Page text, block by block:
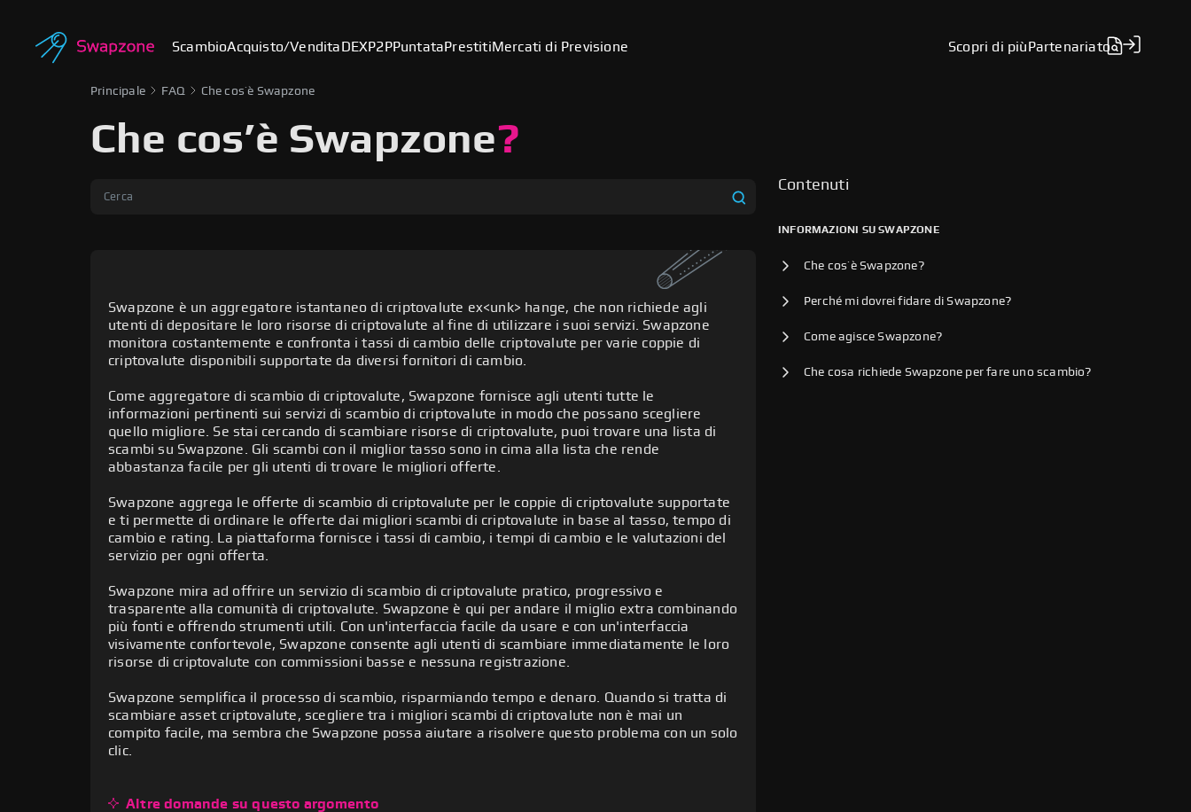
ScambioAcquisto/Vendita DEXP2PPuntataPrestitiMercati di Previsione Scopri di più Partenariato
Principale FAQ Che cos’è Swapzone
Che cos’è Swapzone?
Swapzone è un aggregatore istantaneo di criptovalute ex<unk> hange, che non richiede agli
utenti di depositare le loro risorse di criptovalute al fine di utilizzare i suoi servizi. Swapzone
monitora costantemente e confronta i tassi di cambio delle criptovalute per varie coppie di
criptovalute disponibili supportate da diversi fornitori di cambio.
Come aggregatore di scambio di criptovalute, Swapzone fornisce agli utenti tutte le
informazioni pertinenti sui servizi di scambio di criptovalute in modo che possano scegliere
quello migliore. Se stai cercando di scambiare risorse di criptovalute, puoi trovare una lista di
scambi su Swapzone. Gli scambi con il miglior tasso sono in cima alla lista che rende
abbastanza facile per gli utenti di trovare le migliori offerte.
Swapzone aggrega le offerte di scambio di criptovalute per le coppie di criptovalute supportate
e ti permette di ordinare le offerte dai migliori scambi di criptovalute in base al tasso, tempo di
cambio e rating. La piattaforma fornisce i tassi di cambio, i tempi di cambio e le valutazioni del
servizio per ogni offerta.
Swapzone mira ad offrire un servizio di scambio di criptovalute pratico, progressivo e
trasparente alla comunità di criptovalute. Swapzone è qui per andare il miglio extra combinando
più fonti e offrendo strumenti utili. Con un'interfaccia facile da usare e con un'interfaccia
visivamente confortevole, Swapzone consente agli utenti di scambiare immediatamente le loro
risorse di criptovalute con commissioni basse e nessuna registrazione.
Swapzone semplifica il processo di scambio, risparmiando tempo e denaro. Quando si tratta di
scambiare asset criptovalute, scegliere tra i migliori scambi di criptovalute non è mai un
compito facile, ma sembra che Swapzone possa aiutare a risolvere questo problema con un solo
clic.
Altre domande su questo argomento
Con più di 1000 diversi strumenti di criptovalute disponibili per lo scambio, Swapzone può
aiutare i commercianti, investitori e appassionati di cripto costruire un portafoglio
diversificato di monete e gettoni. Le criptovalute più popolari come Bitcoin (BTC),
Tuttavia, Swapzone supporta anche Stablecoin, che sono attività di criptovalute o monete
collegate a un asset sottostante, come metalli preziosi o valute fiat (valute emesse dallo
Stato). Alcuni dei più popolari che sono disponibili per essere scambiati su Swapzone
In aggiunta a ciò, Swapzone supporta anche diversi asset di criptovalute come Altcoins
come Ravencoin, Zilliqa, Harmony; Monete Privacy come Monero Pirate Chain per coloro
che apprezzano maggiormente l'anonimato, e Monete Meme come Dogecoin (DOGE) e
Shiba Inu (SHIB) per coloro che amano comprare criptos su ipe. Gli utenti sono
fornitori di scambio per Swapzone includono ChangeNOW, SimpleSwap, Easybit, Changelly,
e FixedFloat. Molti di questi sono istantanei crypto piattaforme di scambio che forniscono
servizi affidabili e supportano una vasta gamma di criptovalute monete e gettoni. Altre
piattaforme di scambio con cui Swapzone ha collaborato includono Exolix, SWFT, Flyp.me,
È possibile passare attraverso recensioni e valutazioni date a questi scambi da parte degli
utenti su Swapzone senza dover lasciare il sito web. Puoi anche lasciarti una recensione
perché Swapzone si preoccupa del tuo feedback.
Con Swapzone, tutti gli swap sono privi di custodia e non c'è bisogno di registrazione.
Mentre si può fare uso della piattaforma da qualsiasi parte del mondo, crypto è l'unico
metodo di pagamento supportato sulla piattaforma.
Per fare uso di servizi di scambio di criptovalute offerti da Swapzone, dovrai inserire
l'indirizzo del tuo portafoglio dove vengono memorizzati gli asset di criptovalute e dove
vorresti ricevere nuovi asset di criptovalute. Vale la pena notare che Swapzone supporta
diversi portafogli come Metamask e WalletConnect.
Contenuti
INFORMAZIONI SU SWAPZONE
Che cos’è Swapzone?
Perché mi dovrei fidare di Swapzone?
Come agisce Swapzone?
Che cosa richiede Swapzone per fare uno scambio?